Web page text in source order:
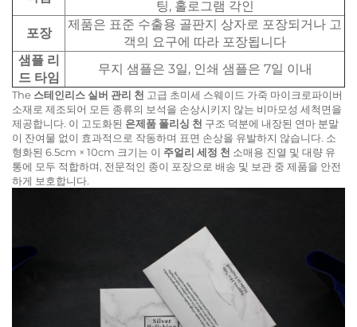
팅, 홀로그램 각인
포장
제품은 표준 수출용 골판지 상자로 포장되거나 고
객의 요구에 따라 포장됩니다
샘플 리
드 타임
무지 샘플은 3일, 인쇄 샘플은 7일 이내
The 스테인리스 실버 관리 천 고급 초미세 스웨이드 가죽 마이크로파이버
소재로 제조되어 모든 종류의 보석을 손상시키지 않는 비마모성 세척면을
제공합니다. 이 고도화된 은제품 폴리싱 천 구조 덕분에 내장된 연마 분말
이 잔여물 없이 효과적으로 작동하며 표면 손상을 유발하지 않습니다. 소
형화된 6.5cm × 10cm 크기는 이 주얼리 세정 천 소매용 진열 및 대량 유
통에 모두 적합하며, 전문적인 종이 포장으로 배송 및 보관 중 제품을 안전
하게 보호합니다.